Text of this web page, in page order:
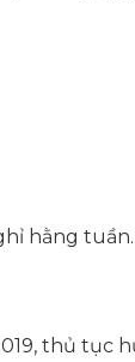
hằng tuần.
thủ tục